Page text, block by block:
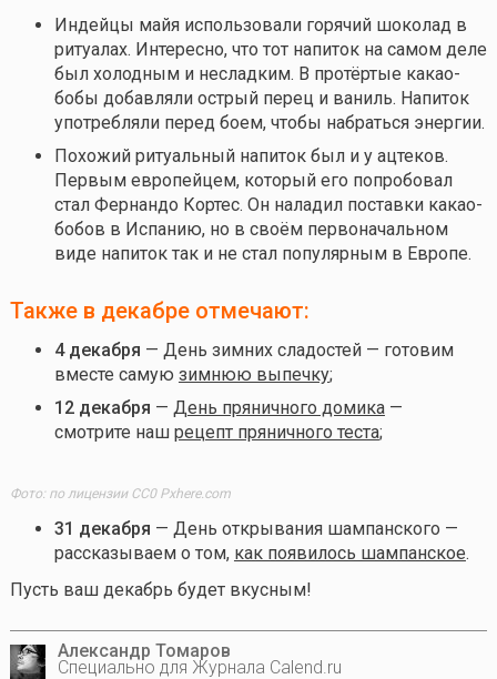
Индейцы майя использовали горячий шоколад в
ритуалах. Интересно, что тот напиток на самом деле
был холодным и несладким. В протёртые какао-
бобы добавляли острый перец и ваниль. Напиток
употребляли перед боем, чтобы набраться энергии.
Похожий ритуальный напиток был и у ацтеков.
Первым европейцем, который его попробовал
стал Фернандо Кортес. Он наладил поставки какао-
бобов в Испанию, но в своём первоначальном
виде напиток так и не стал популярным в Европе.
Также в декабре отмечают:
4 декабря — День зимних сладостей — готовим
вместе самую зимнюю выпечку;
12 декабря — День пряничного домика—
смотрите наш рецепт пряничного теста;
Фото: по лицензии CC0 Pxhere.com
31 декабря — День открывания шампанского —
рассказываем о том, как появилось шампанское.
Пусть ваш декабрь будет вкусным!
Александр Томаров
Специально для Журнала Calend.ru